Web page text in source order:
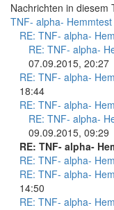
Nachrichten in diesem
TNF- alpha- Hemmtest
RE: TNF- alpha-
RE: TNF- alpha-
07.09.2015, 20:27
RE: TNF- alpha-
18:44
RE: TNF- alpha-
RE: TNF- alpha-
09.09.2015, 09:29
RE: TNF- alpha-
RE: TNF- alpha-
RE: TNF- alpha-
14:50
RE: TNF- alpha-